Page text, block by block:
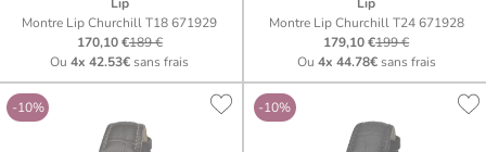
Montre Lip Churchill T18 671929
170,10 €189 €
Ou4x 42.53€sans frais
Montre Lip Churchill T24 671928
179,10 €199 €
Ou 4x 44.78€sans frais
-10% -10%